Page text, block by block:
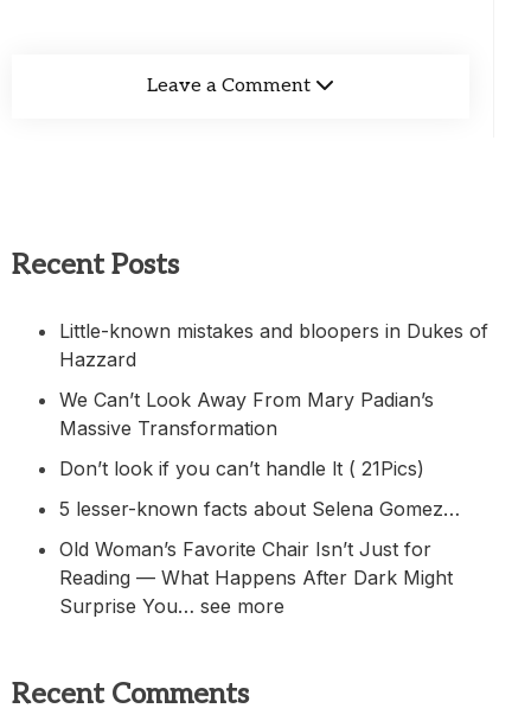
Leave a Comment
Recent Posts
Little-known mistakes and bloopers in Dukes of
Hazzard
We Can’t Look Away From Mary Padian’s
Massive Transformation
Don’t look if you can’t handle lt ( 21Pics)
5 lesser-known facts about Selena Gomez…
Old Woman’s Favorite Chair Isn’t Just for
Reading — What Happens After Dark Might
Surprise You… see more
Recent Comments